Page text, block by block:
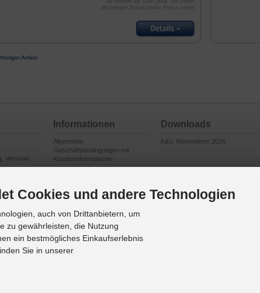
Sie können als Gast (bzw. mit Ihrem
derzeitigen Status) keine Preise sehen
Artikel
Versand
Informationen
Allgemeine
Geschäftsbedingungen mit
Kundeninformationen
Conditions Générales de Vente et
Informations à l’Attention des
Clients
Impressum
Datenschutzerklärung
Downloads
K&G Werbeideen 2026
Cookies und andere Technologien
auch von Drittanbietern, um
zu gewährleisten, die Nutzung
ein bestmögliches Einkaufserlebnis
Sie in unserer